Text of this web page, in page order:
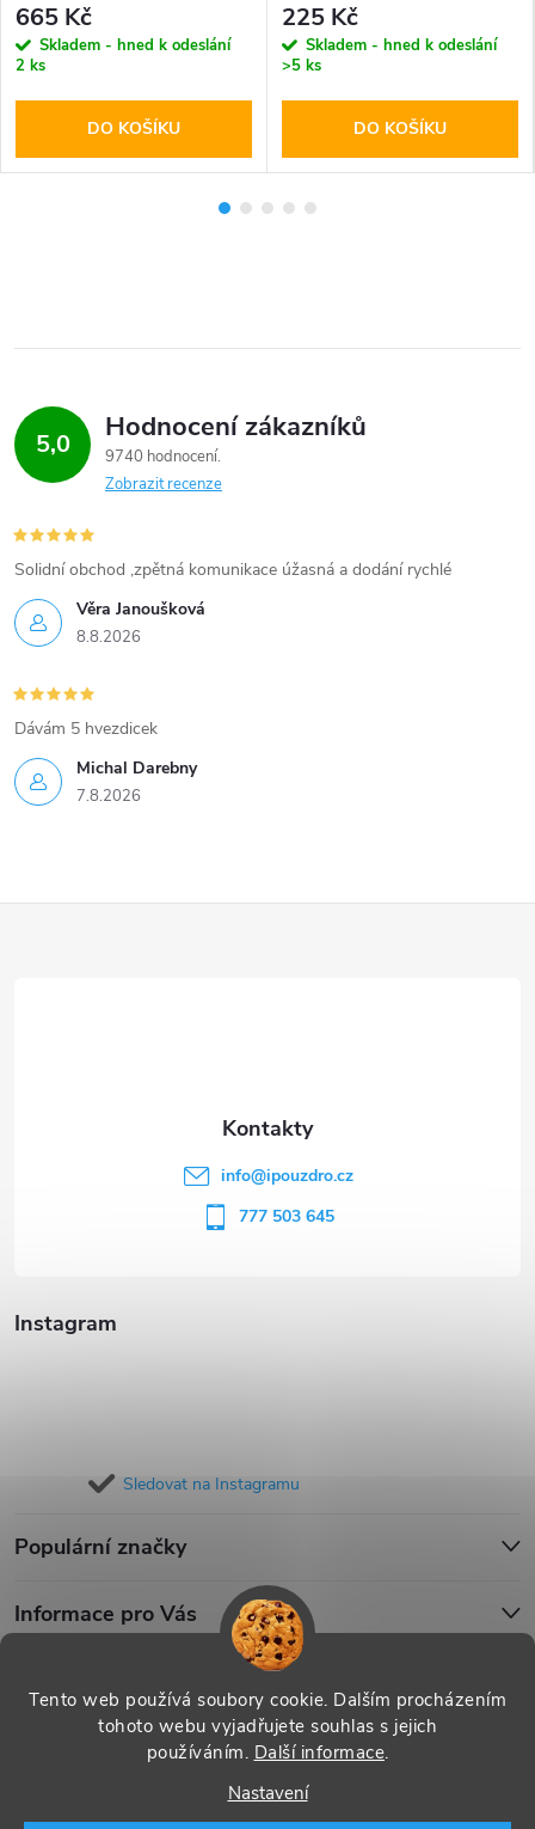
Tento web používá soubory cookie. Dalším procházením
tohoto webu vyjadřujete souhlas s jejich
používáním. Další informace.
Nastavení
665 Kč
Skladem - hned k odeslání
2 ks
DO KOŠÍKU
225 Kč
Skladem - hned k odeslání
>5 ks
DO KOŠÍKU
5,0 Hodnocení zákazníků
9740 hodnocení
Zobrazit recenze
Věra Janoušková
8.8.2026
Solidní obchod ,zpětná komunikace úžasná a dodání rychlé
Michal Darebny
7.8.2026
Dávám 5 hvezdicek
Instagram
Sledovat na Instagramu
Populární značky
Informace pro Vás
info@ipouzdro.cz
777 503 645
Copyright 2026 . Všechna práva vyhrazena.
nastavení cookies